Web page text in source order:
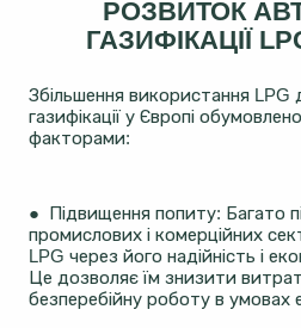
РОЗВИТОК
ГАЗИФІКАЦІЇ
Збільшення використання LPG
газифікації у Європі
факторами:
● Підвищення попиту: Багато
промислових і комерційних
LPG через його надійність і
Це дозволяє їм знизити
безперебійну роботу в умовах